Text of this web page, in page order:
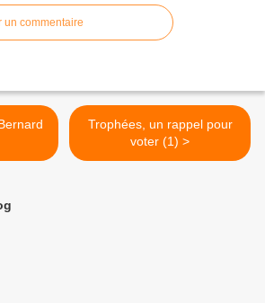
un commentaire
Trophées, un rappel pour
voter (1) >